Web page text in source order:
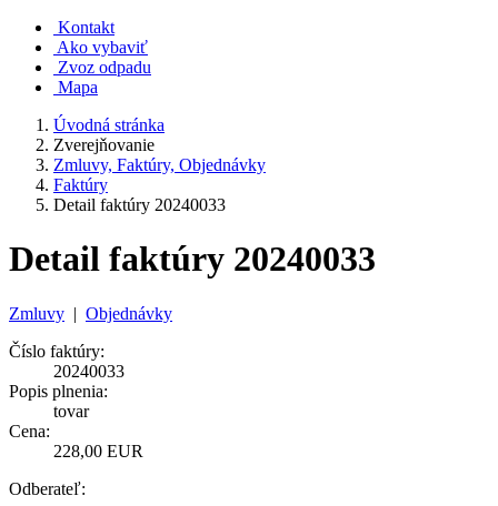
Kontakt
Ako vybaviť
Zvoz odpadu
Mapa
Úvodná stránka
Zverejňovanie
Zmluvy, Faktúry, Objednávky
Faktúry
Detail faktúry 20240033
Detail faktúry 20240033
Zmluvy | Objednávky
Číslo faktúry:
20240033
Popis plnenia:
tovar
Cena:
228,00 EUR
Odberateľ: